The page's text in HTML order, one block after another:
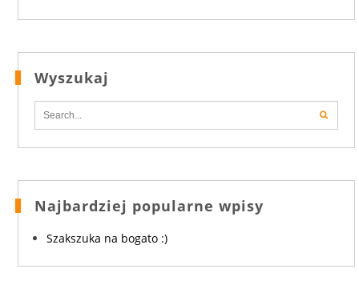
Wyszukaj
Najbardziej popularne wpisy
Szakszuka na bogato :)